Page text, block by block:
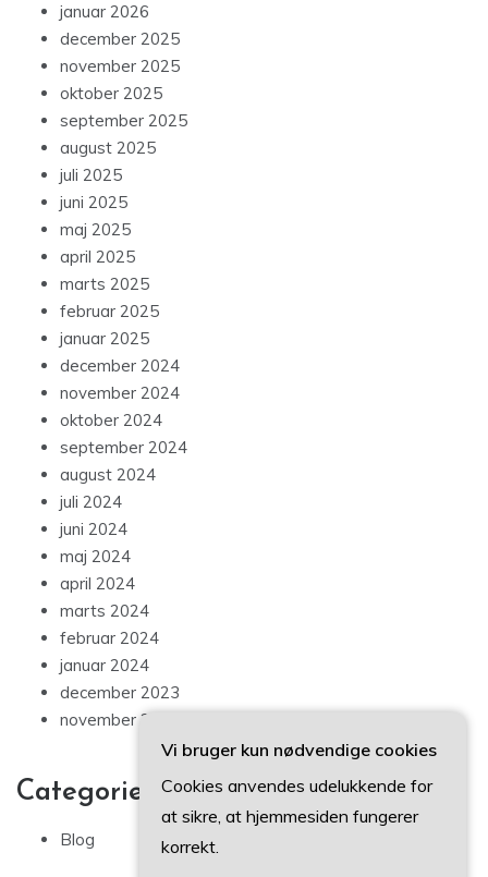
januar 2026
december 2025
november 2025
oktober 2025
september 2025
august 2025
juli 2025
juni 2025
maj 2025
april 2025
marts 2025
februar 2025
januar 2025
december 2024
november 2024
oktober 2024
september 2024
august 2024
juli 2024
juni 2024
maj 2024
april 2024
marts 2024
februar 2024
januar 2024
december 2023
november 2023
Categories
Blog
Vi bruger kun nødvendige cookies
Cookies anvendes udelukkende for
at sikre, at hjemmesiden fungerer
korrekt.